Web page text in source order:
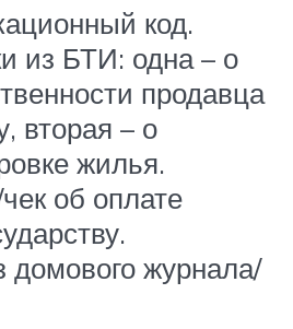
код.
из БТИ: одна – о
продавца
вторая – о
жилья.
об оплате
домового журнала/